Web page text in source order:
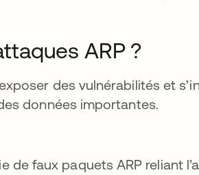
ARP ?
des vulnérabilités et
données importantes.
de faux paquets ARP reliant